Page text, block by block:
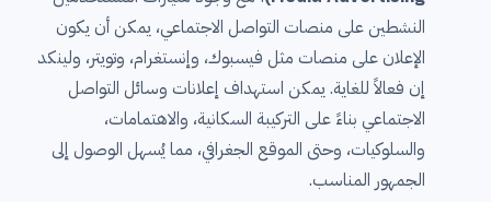
النشطين على منصات التواصل الاجتماعي، يمكن أن يكون
الإعلان على منصات مثل فيسبوك، وإنستغرام، وتويتر، ولينكد
إن فعالاً للغاية. يمكن استهداف إعلانات وسائل التواصل
الاجتماعي بناءً على التركيبة السكانية، والاهتمامات،
والسلوكيات، وحتى الموقع الجغرافي، مما يُسهل الوصول إلى
الجمهور المناسب.